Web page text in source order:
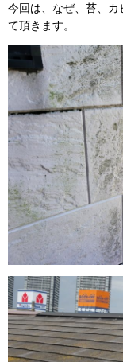
今回は、なぜ、苔、
て頂きます。